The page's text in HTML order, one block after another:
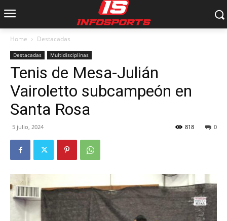
Home Destacadas
Destacadas Multidisciplinas
Tenis de Mesa-Julián
Vairoletto subcampeón en
Santa Rosa
5 julio, 2024 0
818